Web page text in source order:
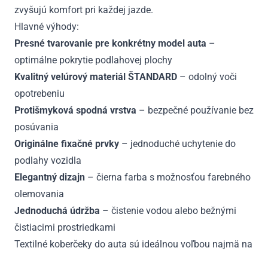
zvyšujú komfort pri každej jazde.
Hlavné výhody:
Presné tvarovanie pre konkrétny model auta –
optimálne pokrytie podlahovej plochy
Kvalitný velúrový materiál ŠTANDARD – odolný voči
opotrebeniu
Protišmyková spodná vrstva – bezpečné používanie bez
posúvania
Originálne fixačné prvky – jednoduché uchytenie do
podlahy vozidla
Elegantný dizajn – čierna farba s možnosťou farebného
olemovania
Jednoduchá údržba – čistenie vodou alebo bežnými
čistiacimi prostriedkami
Textilné koberčeky do auta sú ideálnou voľbou najmä na